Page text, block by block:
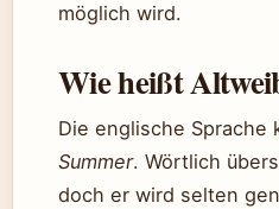
möglich wird.
Wie heißt
Die englische
Summer. Wörtlich
doch er wird selten